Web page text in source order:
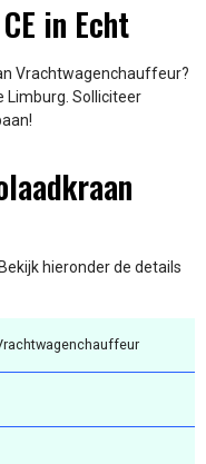
in Echt
Vrachtwagenchauffeur?
Limburg. Solliciteer
hieronder de details